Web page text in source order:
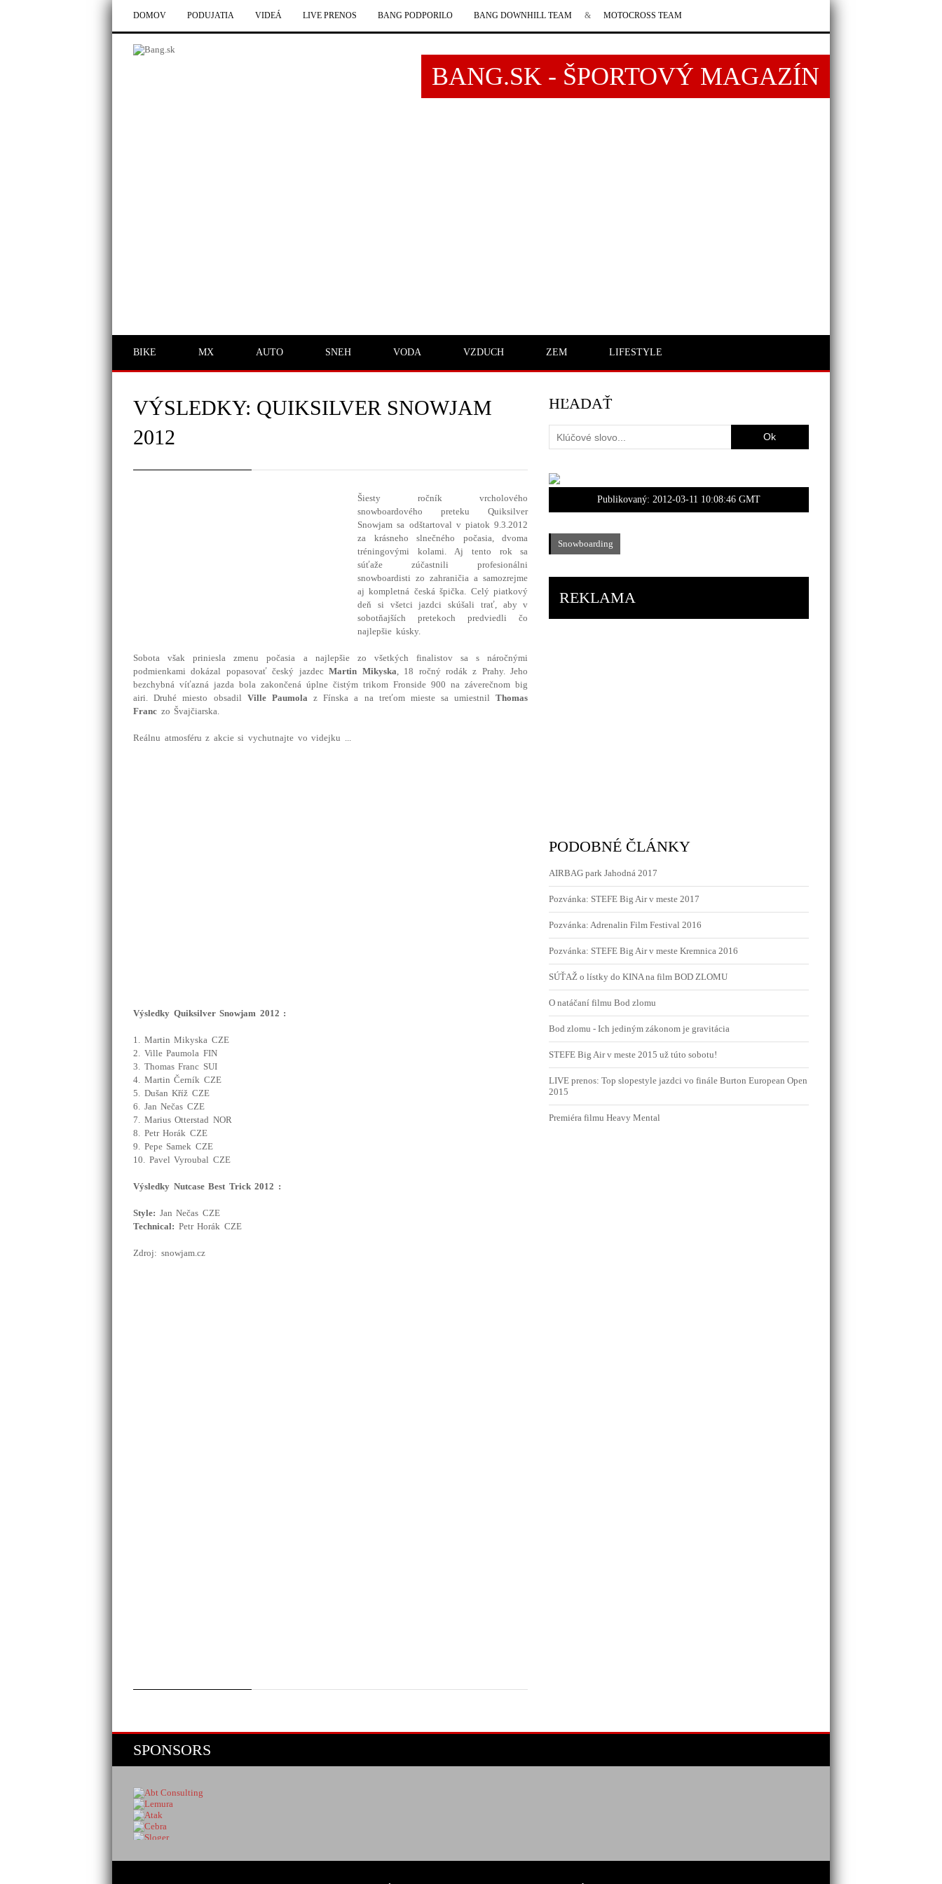
DOMOV PODUJATIA VIDEÁ LIVE PRENOS BANG PODPORILO BANG DOWNHILL TEAM & MOTOCROSS TEAM
BANG.SK - ŠPORTOVÝ MAGAZÍN
BIKE MX AUTO SNEH VODA VZDUCH ZEM LIFESTYLE
VÝSLEDKY: QUIKSILVER SNOWJAM
2012
Šiesty ročník vrcholového
snowboardového preteku Quiksilver
Snowjam sa odštartoval v piatok 9.3.2012
za krásneho slnečného počasia, dvoma
tréningovými kolami. Aj tento rok sa
súťaže zúčastnili profesionálni
snowboardistizo zahraničia a samozrejme
aj kompletná česká špička. Celý piatkový
deň si všetci jazdci skúšali trať, aby v
sobotňajších pretekoch predviedli čo
najlepšie kúsky.
Sobota však priniesla zmenu počasia a najlepšie zo všetkých finalistov sa s náročnými
podmienkami dokázal popasovať český jazdecMartin Mikyska, 18 ročný rodák z Prahy. Jeho
bezchybná víťazná jazda bola zakončená úplne čistým trikom Fronside 900 na záverečnom big
airi. Druhé miesto obsadil Ville Paumola z Fínska a na treťom mieste sa umiestnilThomas
Franc zo Švajčiarska.
Reálnu atmosféru z akcie si vychutnajte vo videjku ...
Výsledky Quiksilver Snowjam 2012 :
1. Martin Mikyska CZE
2. Ville Paumola FIN
3. Thomas Franc SUI
4. Martin Černík CZE
5. Dušan Kříž CZE
6. Jan Nečas CZE
7. Marius Otterstad NOR
8. Petr Horák CZE
9. Pepe Samek CZE
10. Pavel Vyroubal CZE
Výsledky Nutcase Best Trick 2012 :
Style: Jan Nečas CZE
Technical: Petr Horák CZE
Zdroj: snowjam.cz
HĽADAŤ
Publikovaný:2012-03-11 10:08:46 GMT
Snowboarding
REKLAMA
PODOBNÉ ČLÁNKY
AIRBAG park Jahodná 2017
Pozvánka: STEFE Big Air v meste 2017
Pozvánka: Adrenalin Film Festival 2016
Pozvánka: STEFE Big Air v meste Kremnica 2016
SÚŤAŽ o lístky do KINA na film BOD ZLOMU
O natáčaní filmu Bod zlomu
Bod zlomu - Ich jediným zákonom je gravitácia
STEFE Big Air v meste 2015 už túto sobotu!
LIVE prenos: Top slopestyle jazdci vo finále Burton European Open
2015
Premiéra filmu Heavy Mental
SPONSORS